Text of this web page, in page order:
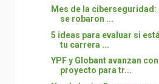
Mes de la ciberseguridad:
se robaron ...
5 ideas para evaluar si
tu carrera ...
YPF y Globant avanzan
proyecto para tr...